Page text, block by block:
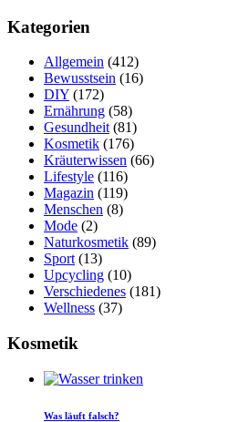
Kategorien
Allgemein (412)
Bewusstsein (16)
DIY (172)
Ernährung (58)
Gesundheit(81)
Kosmetik (176)
Kräuterwissen (66)
Lifestyle (116)
Magazin (119)
Menschen (8)
Mode (2)
Naturkosmetik (89)
Sport(13)
Upcycling (10)
Verschiedenes (181)
Wellness (37)
Kosmetik
Was läuft falsch?